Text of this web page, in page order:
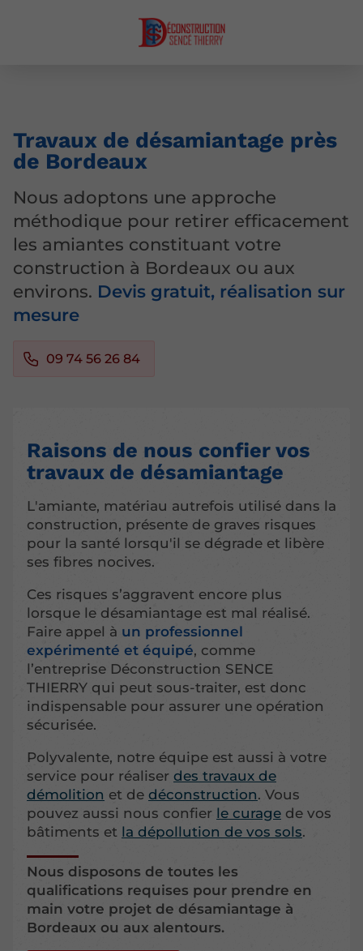
Travaux de désamiantage près
de Bordeaux
Nous adoptons une approche
méthodique pour retirer efficacement
les amiantes constituant votre
construction à Bordeaux ou aux
environs. Devis gratuit, réalisation sur
mesure
09 74 56 26 84
Raisons de nous confier vos
travaux de désamiantage
L'amiante, matériau autrefois utilisé dans la
construction, présente de graves risques
pour la santé lorsqu'il se dégrade et libère
ses fibres nocives.
Ces risques s’aggravent encore plus
lorsque le désamiantage est mal réalisé.
Faire appel à un professionnel
expérimenté et équipé, comme
l’entreprise Déconstruction SENCE
THIERRY qui peut sous-traiter, est donc
indispensable pour assurer une opération
sécurisée.
Polyvalente, notre équipe est aussi à votre
service pour réaliser des travaux de
démolition et de déconstruction. Vous
pouvez aussi nous confier le curage de vos
bâtiments et la dépollution de vos sols.
Nous disposons de toutes les
qualifications requises pour prendre en
main votre projet de désamiantage à
Bordeaux ou aux alentours.